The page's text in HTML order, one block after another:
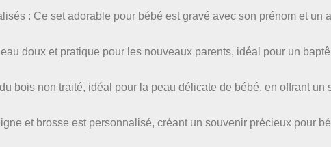
: Ce set adorable pour bébé est gravé avec son prénom et un
doux et pratique pour les nouveaux parents, idéal pour un
bois non traité, idéal pour la peau délicate de bébé, en offrant un
et brosse est personnalisé, créant un souvenir précieux pour